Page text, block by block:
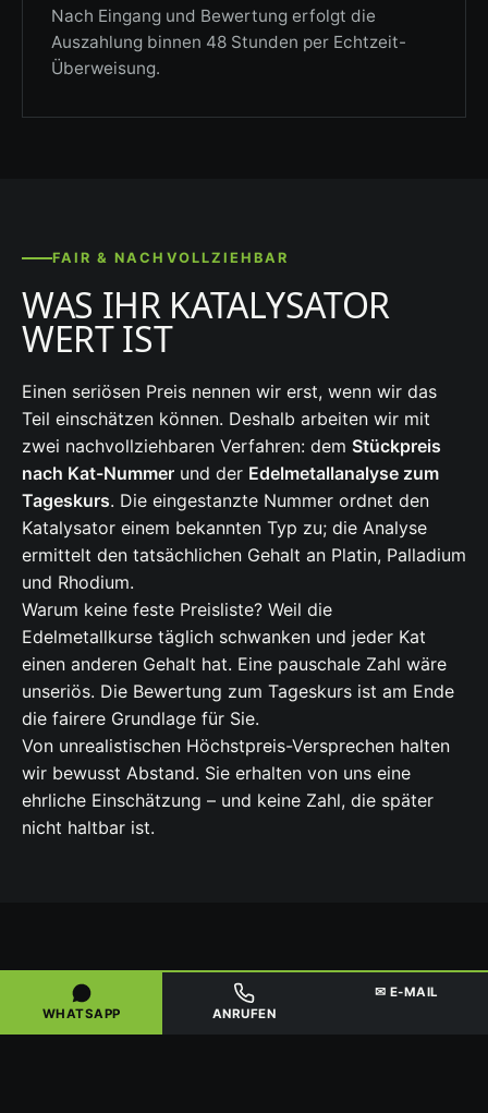
Nach Eingang und Bewertung erfolgt die
Auszahlung binnen 48 Stunden per Echtzeit-
Überweisung.
FAIR & NACHVOLLZIEHBAR
WAS IHR KATALYSATOR
WERT IST
Einen seriösen Preis nennen wir erst, wenn wir das
Teil einschätzen können. Deshalb arbeiten wir mit
zwei nachvollziehbaren Verfahren: dem Stückpreis
nach Kat-Nummer und der Edelmetallanalyse zum
Tageskurs. Die eingestanzte Nummer ordnet den
Katalysator einem bekannten Typ zu; die Analyse
ermittelt den tatsächlichen Gehalt an Platin, Palladium
und Rhodium.
Warum keine feste Preisliste? Weil die
Edelmetallkurse täglich schwanken und jeder Kat
einen anderen Gehalt hat. Eine pauschale Zahl wäre
unseriös. Die Bewertung zum Tageskurs ist am Ende
die fairere Grundlage für Sie.
Von unrealistischen Höchstpreis-Versprechen halten
wir bewusst Abstand. Sie erhalten von uns eine
ehrliche Einschätzung – und keine Zahl, die später
nicht haltbar ist.
FÜR GEWERBE, HÄNDLER & SAMMLER
GRÖSSERE MENGEN & D
WHATSAPP ANRUFEN
✉ E-MAIL